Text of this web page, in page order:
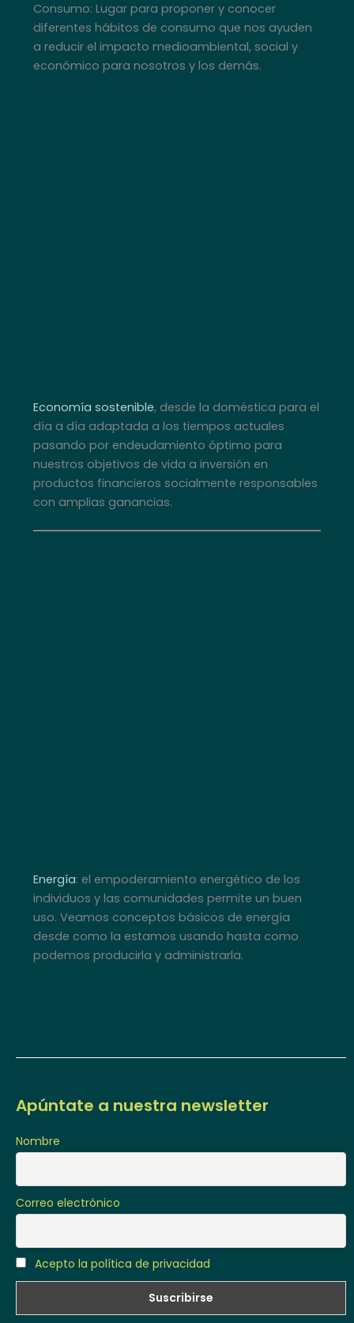
Consumo: Lugar para proponer y conocer
diferentes hábitos de consumo que nos ayuden
a reducir el impacto medioambiental, social y
económico para nosotros y los demás.
Economía sostenible, desde la doméstica para el
día a día adaptada a los tiempos actuales
pasando por endeudamiento óptimo para
nuestros objetivos de vida a inversión en
productos financieros socialmente responsables
con amplias ganancias.
Energía: el empoderamiento energético de los
individuos y las comunidades permite un buen
uso. Veamos conceptos básicos de energía
desde como la estamos usando hasta como
podemos producirla y administrarla.
Apúntate a nuestra newsletter
Nombre
Correo electrónico
Acepto la política de privacidad